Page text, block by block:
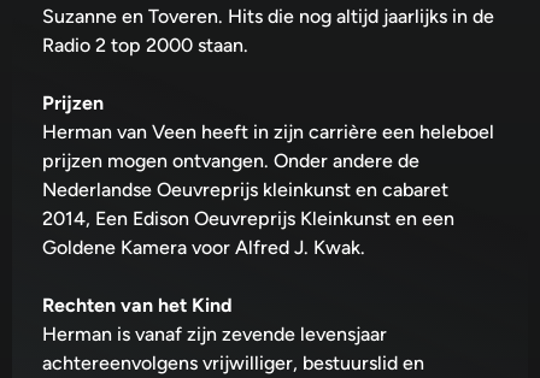
Suzanne en Toveren. Hits die nog altijd jaarlijks in de
Radio 2 top 2000 staan.
Prijzen
Herman van Veen heeft in zijn carrière een heleboel
prijzen mogen ontvangen. Onder andere de
Nederlandse Oeuvreprijs kleinkunst en cabaret
2014, Een Edison Oeuvreprijs Kleinkunst en een
Goldene Kamera voor Alfred J. Kwak.
Rechten van het Kind
Herman is vanaf zijn zevende levensjaar
achtereenvolgens vrijwilliger, bestuurslid en